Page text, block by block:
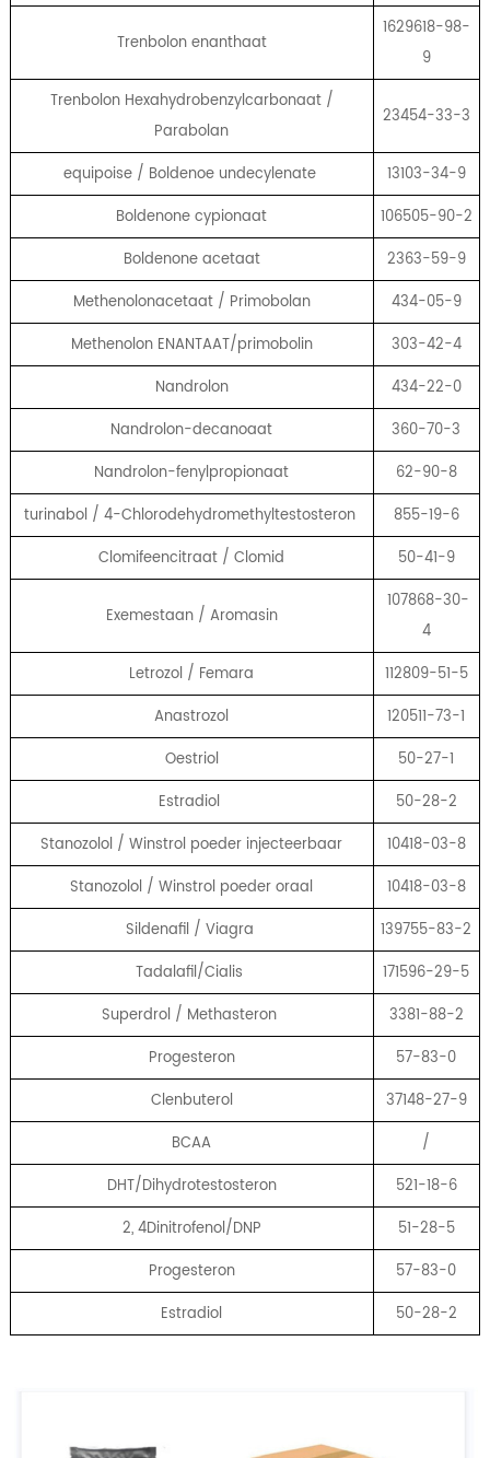
Trenbolon enanthaat
1629618-98-
9
Trenbolon Hexahydrobenzylcarbonaat /
Parabolan
23454-33-3
equipoise / Boldenoe undecylenate
13103-34-9
Boldenone cypionaat
106505-90-2
Boldenone acetaat
2363-59-9
Methenolonacetaat / Primobolan
434-05-9
Methenolon ENANTAAT/primobolin
303-42-4
Nandrolon
434-22-0
Nandrolon-decanoaat
360-70-3
Nandrolon-fenylpropionaat
62-90-8
turinabol / 4-Chlorodehydromethyltestosteron
855-19-6
Clomifeencitraat / Clomid
50-41-9
Exemestaan ​​/ Aromasin
107868-30-
4
Letrozol / Femara
112809-51-5
Anastrozol
120511-73-1
Oestriol
50-27-1
Estradiol
50-28-2
Stanozolol / Winstrol poeder injecteerbaar
10418-03-8
Stanozolol / Winstrol poeder oraal
10418-03-8
Sildenafil / Viagra
139755-83-2
Tadalafil/Cialis
171596-29-5
Superdrol / Methasteron
3381-88-2
Progesteron
57-83-0
Clenbuterol
37148-27-9
BCAA
/
DHT/Dihydrotestosteron
521-18-6
2, 4Dinitrofenol/DNP
51-28-5
Progesteron
57-83-0
Estradiol
50-28-2